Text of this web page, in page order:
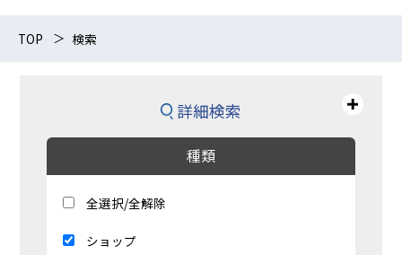
TOP 検索
詳細検索
種類
全選択/全解除
ショップ